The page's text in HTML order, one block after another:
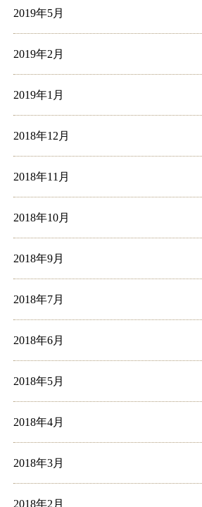
2019年5月
2019年2月
2019年1月
2018年12月
2018年11月
2018年10月
2018年9月
2018年7月
2018年6月
2018年5月
2018年4月
2018年3月
2018年2月